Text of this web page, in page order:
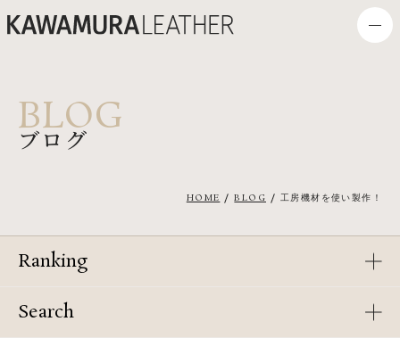
BLOG
ブログ
HOME BLOG 工房機材を使い製作！
Ranking
Search